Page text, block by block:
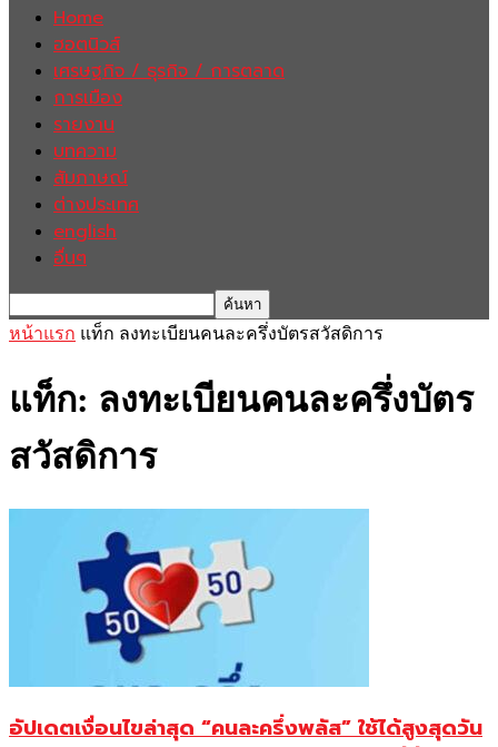
Home
ฮอตนิวส์
เศรษฐกิจ / ธุรกิจ / การตลาด
การเมือง
รายงาน
บทความ
สัมภาษณ์
ต่างประเทศ
english
อื่นๆ
หน้าแรก แท็ก ลงทะเบียนคนละครึ่งบัตรสวัสดิการ
แท็ก: ลงทะเบียนคนละครึ่งบัตร
สวัสดิการ
อัปเดตเงื่อนไขล่าสุด “คนละครึ่งพลัส” ใช้ได้สูงสุดวัน